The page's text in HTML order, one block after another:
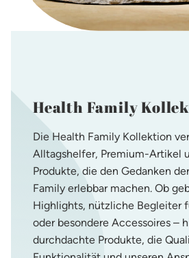
Health Family
Die Health Family Kollektion
Alltagshelfer, Premium-Artikel
Produkte, die den Gedanken
Family erlebbar machen. Ob
Highlights, nützliche Begleiter
oder besondere Accessoires –
durchdachte Produkte, die